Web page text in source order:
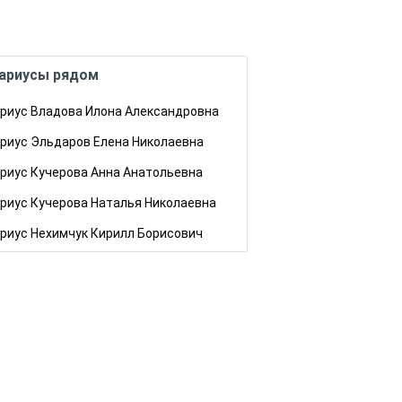
рядом
Владова Илона Александровна
Эльдаров Елена Николаевна
Кучерова Анна Анатольевна
Кучерова Наталья Николаевна
Нехимчук Кирилл Борисович